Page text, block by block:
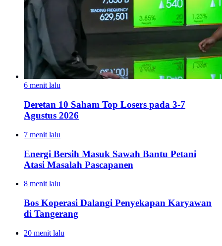
6 menit lalu
Deretan 10 Saham Top Losers pada 3-7
Agustus 2026
7 menit lalu
Energi Bersih Masuk Sawah Bantu Petani
Atasi Masalah Pascapanen
8 menit lalu
Bos Koperasi Dalangi Penyekapan Karyawan
di Tangerang
20 menit lalu